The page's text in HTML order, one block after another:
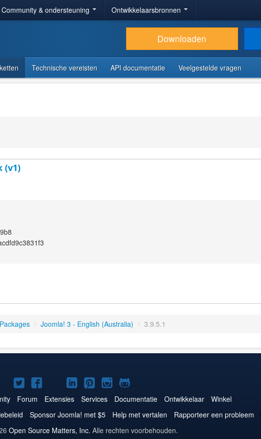
Community & ondersteuning Ontwikkelaarsbronnen
Downloaden
Technische vereisten API documentatie Veelgestelde vragen
(v1)
/ Joomla! 3 - English (Australia) / 3.9.5.1
Joomla!
op
Twitter
Joomla!
op
Facebook
Joomla!
op
YouTube
Joomla!
op
LinkedIn
Joomla!
op
Pinterest
Joomla!
op
Instagram
Joomla!
op
GitHub
Forum Extensies Services Documentatie Ontwikkelaar
Winkel
Sponsor Joomla! met $5 Help met vertalen Rapporteer een probleem
Open Source Matters, Inc. Alle rechten voorbehouden.